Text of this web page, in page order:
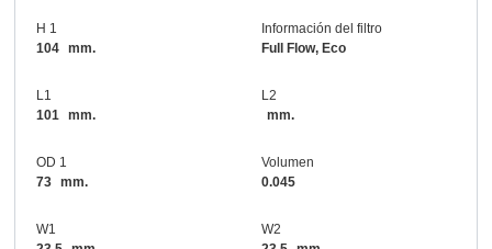
H 1
104 mm.
Información del filtro
Full Flow, Eco
L1
101
mm.
L2
mm.
OD 1
73 mm.
Volumen
0.045
W1
W2